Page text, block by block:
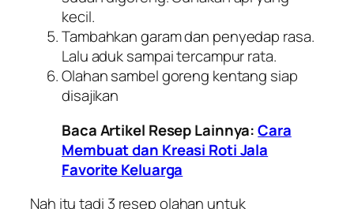
kecil.
Tambahkan garam dan penyedap rasa.
Lalu aduk sampai tercampur rata.
Olahan sambel goreng kentang siap
disajikan
Baca Artikel Resep Lainnya:Cara
Membuat dan Kreasi Roti Jala
Favorite Keluarga
Nah itu tadi 3 resep olahan untuk